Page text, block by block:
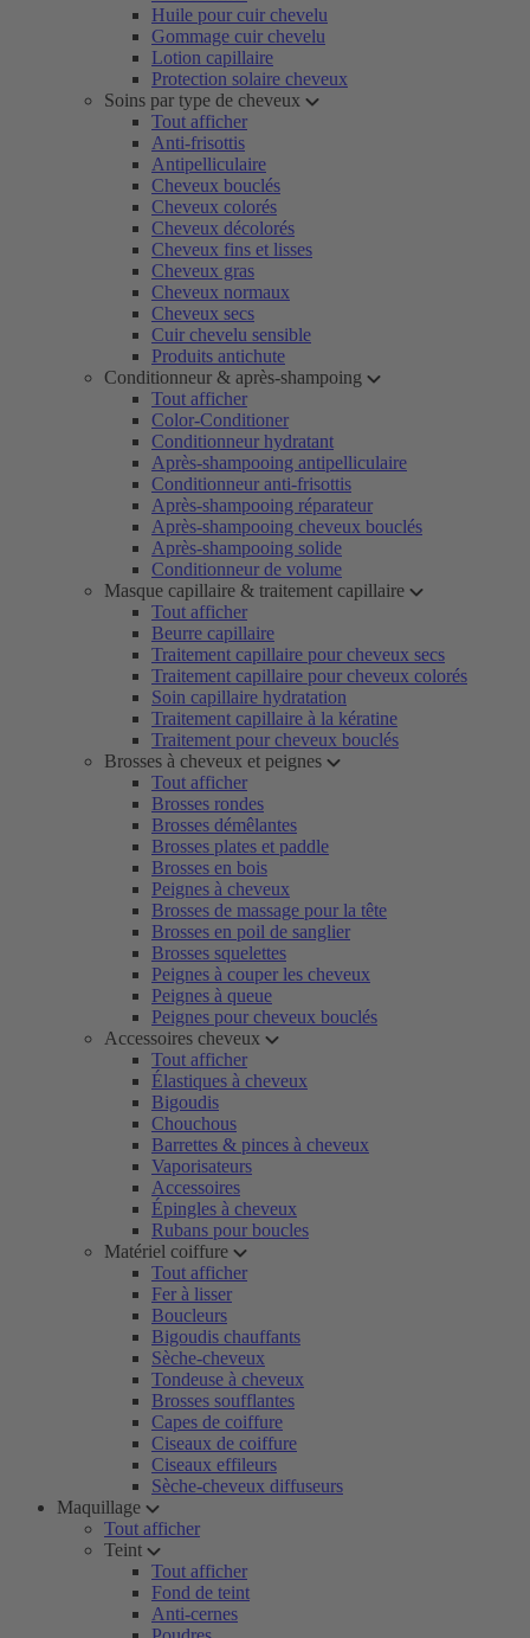
Huile pour cuir chevelu
Gommage cuir chevelu
Lotion capillaire
Protection solaire cheveux
Soins par type de cheveux
Tout afficher
Anti-frisottis
Antipelliculaire
Cheveux bouclés
Cheveux colorés
Cheveux décolorés
Cheveux fins et lisses
Cheveux gras
Cheveux normaux
Cheveux secs
Cuir chevelu sensible
Produits antichute
Conditionneur & après-shampoing
Tout afficher
Color-Conditioner
Conditionneur hydratant
Après-shampooing antipelliculaire
Conditionneur anti-frisottis
Après-shampooing réparateur
Après-shampooing cheveux bouclés
Après-shampooing solide
Conditionneur de volume
Masque capillaire & traitement capillaire
Tout afficher
Beurre capillaire
Traitement capillaire pour cheveux secs
Traitement capillaire pour cheveux colorés
Soin capillaire hydratation
Traitement capillaire à la kératine
Traitement pour cheveux bouclés
Brosses à cheveux et peignes
Tout afficher
Brosses rondes
Brosses démêlantes
Brosses plates et paddle
Brosses en bois
Peignes à cheveux
Brosses de massage pour la tête
Brosses en poil de sanglier
Brosses squelettes
Peignes à couper les cheveux
Peignes à queue
Peignes pour cheveux bouclés
Accessoires cheveux
Tout afficher
Élastiques à cheveux
Bigoudis
Chouchous
Barrettes & pinces à cheveux
Vaporisateurs
Accessoires
Épingles à cheveux
Rubans pour boucles
Matériel coiffure
Tout afficher
Fer à lisser
Boucleurs
Bigoudis chauffants
Sèche-cheveux
Tondeuse à cheveux
Brosses soufflantes
Capes de coiffure
Ciseaux de coiffure
Ciseaux effileurs
Sèche-cheveux diffuseurs
Maquillage
Tout afficher
Teint
Tout afficher
Fond de teint
Anti-cernes